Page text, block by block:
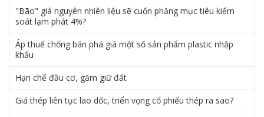
"Bão" giá nguyên nhiên liệu sẽ cuốn phăng mục tiêu kiểm
soát lạm phát 4%?
Áp thuế chống bán phá giá một số sản phẩm plastic nhập
khẩu
Hạn chế đầu cơ, găm giữ đất
Giá thép liên tục lao dốc, triển vọng cổ phiếu thép ra sao?